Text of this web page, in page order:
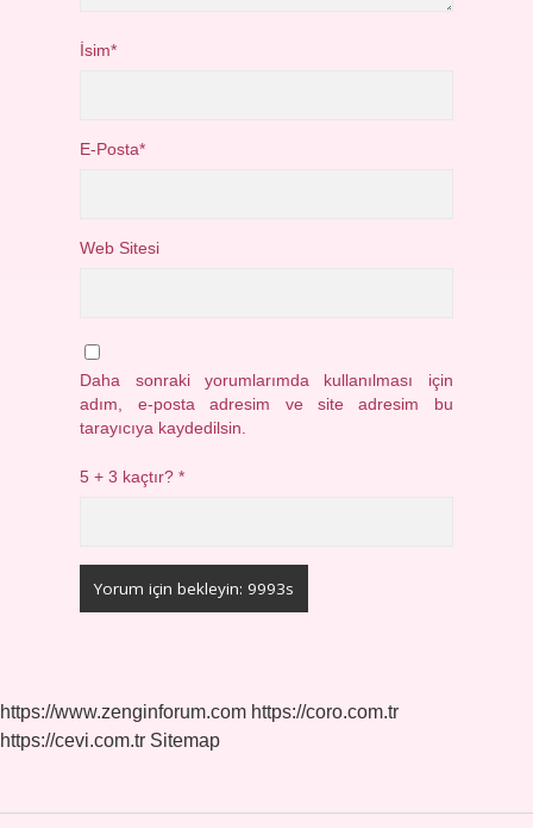
İsim*
E-Posta*
Web Sitesi
Daha sonraki yorumlarımda kullanılması için
adım, e-posta adresim ve site adresim bu
tarayıcıya kaydedilsin.
5 + 3 kaçtır?*
https://www.zenginforum.com https://coro.com.tr
https://cevi.com.tr Sitemap